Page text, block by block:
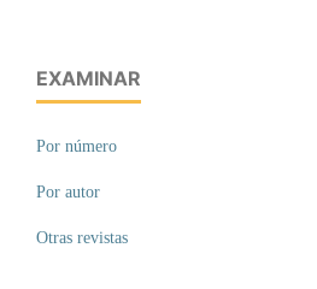
EXAMINAR
Por número
Por autor
Otras revistas